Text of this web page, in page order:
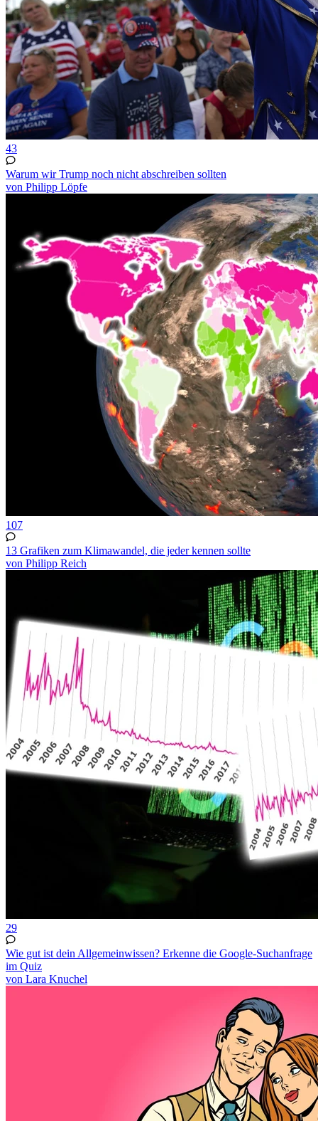
43
Warum wir Trump noch nicht abschreiben sollten
von Philipp Löpfe
107
13 Grafiken zum Klimawandel, die jeder kennen sollte
von Philipp Reich
29
Wie gut ist dein Allgemeinwissen? Erkenne die Google-Suchanfrage
im Quiz
von Lara Knuchel